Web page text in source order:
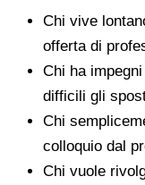
Chi vive
offerta di
Chi ha
difficili gli
Chi
colloquio dal
Chi vuole